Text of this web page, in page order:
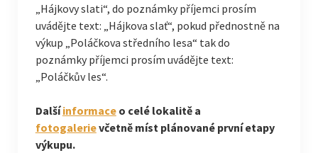
„Hájkovy slati“, do poznámky příjemci prosím
uvádějte text: „Hájkova slať“, pokud přednostně na
výkup „Poláčkova středního lesa“ tak do
poznámky příjemci prosím uvádějte text:
„Poláčkův les“.
Dalšíinformaceo celé lokalitě a
fotogalerievčetně míst plánované první etapy
výkupu.